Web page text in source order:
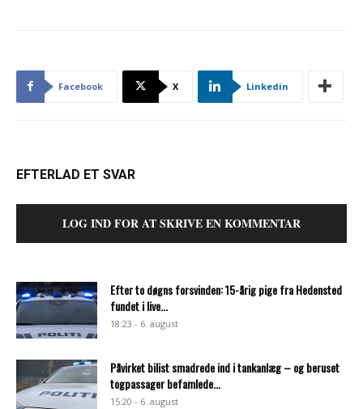
Facebook X Linkedin
EFTERLAD ET SVAR
LOG IND FOR AT SKRIVE EN KOMMENTAR
Efter to døgns forsvinden: 15-årig pige fra Hedensted
fundet i live...
18:23 - 6. august
Påvirket bilist smadrede ind i tankanlæg – og beruset
togpassager befamlede...
15:20 - 6. august